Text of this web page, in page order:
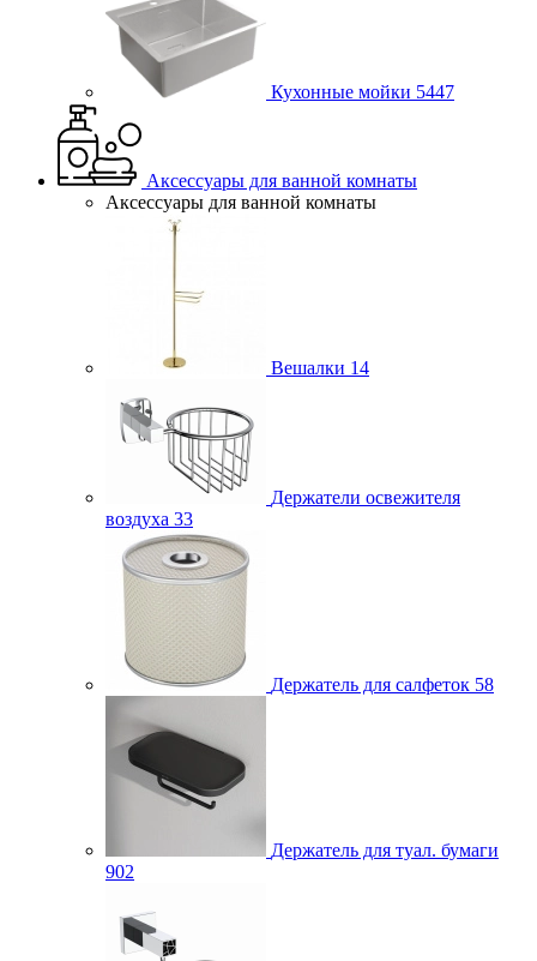
Кухонные мойки 5447
Аксессуары для ванной комнаты
Аксессуары для ванной комнаты
Вешалки 14
Держатели освежителя
воздуха 33
Держатель для салфеток 58
Держатель для туал. бумаги
902